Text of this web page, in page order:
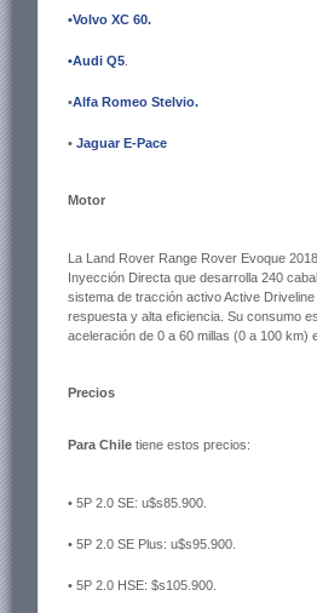
•Volvo XC 60.
•Audi Q5
•Alfa Romeo Stelvio.
• Jaguar E-Pace
Motor
La Land Rover Range Rover Evoque
Inyección Directa que desarrolla 240
sistema de tracción activo Active
respuesta y alta eficiencia. Su consumo
aceleración de 0 a 60 millas (0 a 100
Precios
Para Chile tiene estos precios:
• 5P 2.0 SE: u$s85.900.
• 5P 2.0 SE Plus: u$s95.900.
• 5P 2.0 HSE: $s105.900.